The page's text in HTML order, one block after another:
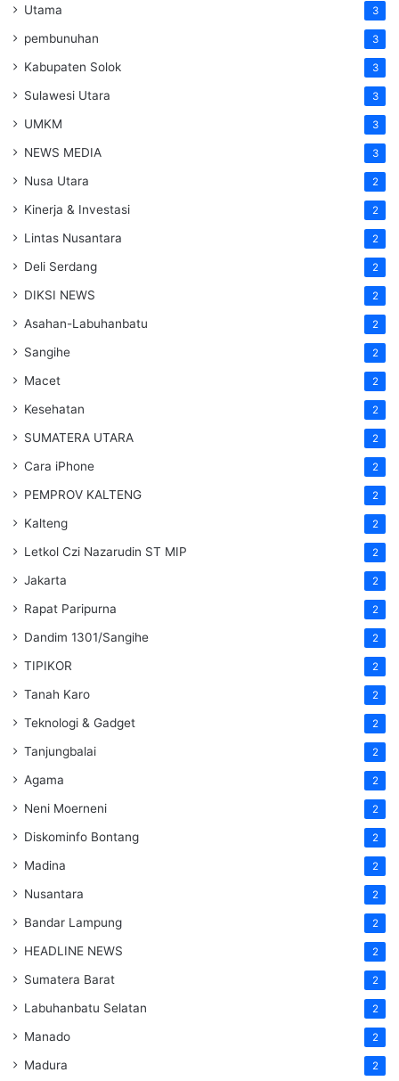
Utama 3
pembunuhan 3
Kabupaten Solok 3
Sulawesi Utara 3
UMKM 3
NEWS MEDIA 3
Nusa Utara 2
Kinerja & Investasi 2
Lintas Nusantara 2
Deli Serdang 2
DIKSI NEWS 2
Asahan-Labuhanbatu 2
Sangihe 2
Macet 2
Kesehatan 2
SUMATERA UTARA 2
Cara iPhone 2
PEMPROV KALTENG 2
Kalteng 2
Letkol Czi Nazarudin ST MIP 2
Jakarta 2
Rapat Paripurna 2
Dandim 1301/Sangihe 2
TIPIKOR 2
Tanah Karo 2
Teknologi & Gadget 2
Tanjungbalai 2
Agama 2
Neni Moerneni 2
Diskominfo Bontang 2
Madina 2
Nusantara 2
Bandar Lampung 2
HEADLINE NEWS 2
Sumatera Barat 2
Labuhanbatu Selatan 2
Manado 2
Madura 2